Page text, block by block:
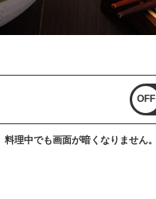
OFF
料理中でも画面が暗くなりません。